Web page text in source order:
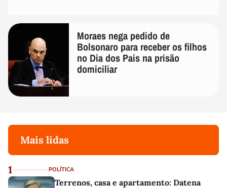
Moraes nega pedido de
Bolsonaro para receber os filhos
no Dia dos Pais na prisão
domiciliar
Mais lidas
1 POLÍTICA
Terrenos, casa e apartamento: Datena